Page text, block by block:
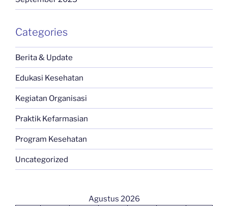
Categories
Berita & Update
Edukasi Kesehatan
Kegiatan Organisasi
Praktik Kefarmasian
Program Kesehatan
Uncategorized
Agustus 2026